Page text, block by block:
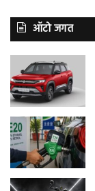
ऑटो जगत